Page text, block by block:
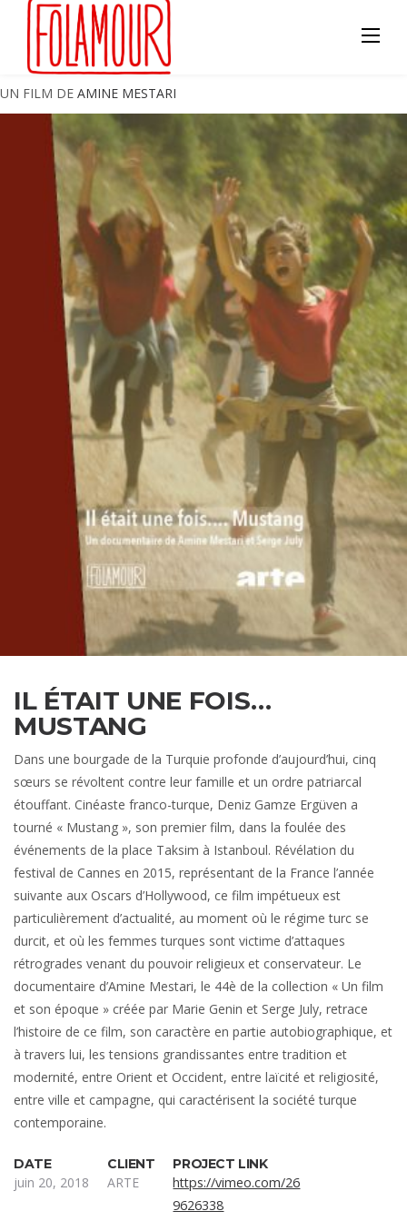
content
UN FILM DE AMINE MESTARI
IL ÉTAIT UNE FOIS…
MUSTANG
Dans une bourgade de la Turquie profonde d’aujourd’hui, cinq
sœurs se révoltent contre leur famille et un ordre patriarcal
étouffant. Cinéaste franco-turque, Deniz Gamze Ergüven a
tourné « Mustang », son premier film, dans la foulée des
événements de la place Taksim à Istanboul. Révélation du
festival de Cannes en 2015, représentant de la France l’année
suivante aux Oscars d’Hollywood, ce film impétueux est
particulièrement d’actualité, au moment où le régime turc se
durcit, et où les femmes turques sont victime d’attaques
rétrogrades venant du pouvoir religieux et conservateur. Le
documentaire d’Amine Mestari, le 44è de la collection « Un film
et son époque » créée par Marie Genin et Serge July, retrace
l’histoire de ce film, son caractère en partie autobiographique, et
à travers lui, les tensions grandissantes entre tradition et
modernité, entre Orient et Occident, entre laïcité et religiosité,
entre ville et campagne, qui caractérisent la société turque
contemporaine.
DATE
juin 20, 2018
CLIENT
ARTE
PROJECT LINK
https://vimeo.com/26
9626338